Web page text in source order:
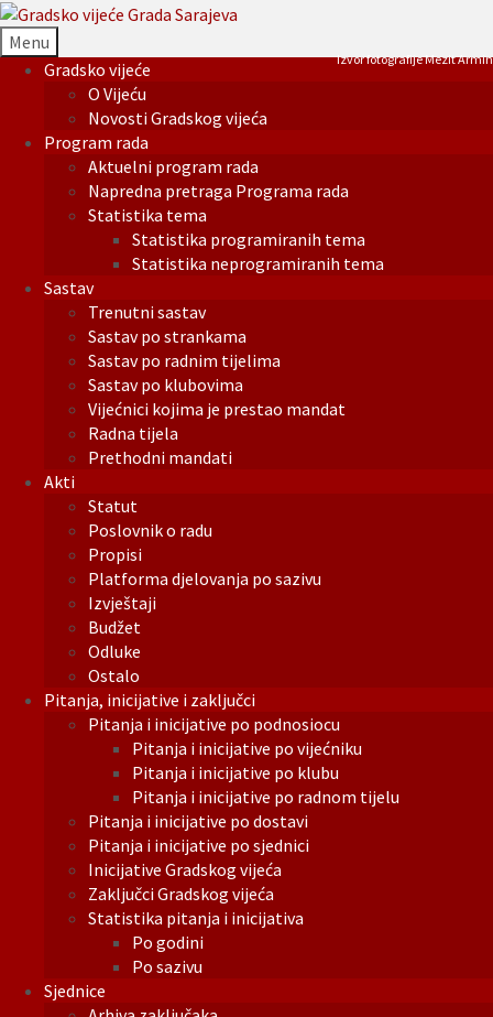
Menu
Gradsko vijeće
O Vijeću
Novosti Gradskog vijeća
Program rada
Aktuelni program rada
Napredna pretraga Programa rada
Statistika tema
Statistika programiranih tema
Statistika neprogramiranih tema
Sastav
Trenutni sastav
Sastav po strankama
Sastav po radnim tijelima
Sastav po klubovima
Vijećnici kojima je prestao mandat
Radna tijela
Prethodni mandati
Akti
Statut
Poslovnik o radu
Propisi
Platforma djelovanja po sazivu
Izvještaji
Budžet
Odluke
Ostalo
Pitanja, inicijative i zaključci
Pitanja i inicijative po podnosiocu
Pitanja i inicijative po vijećniku
Pitanja i inicijative po klubu
Pitanja i inicijative po radnom tijelu
Pitanja i inicijative po dostavi
Pitanja i inicijative po sjednici
Inicijative Gradskog vijeća
Zaključci Gradskog vijeća
Statistika pitanja i inicijativa
Po godini
Po sazivu
Sjednice
Izvor fotografije Mezit Armin